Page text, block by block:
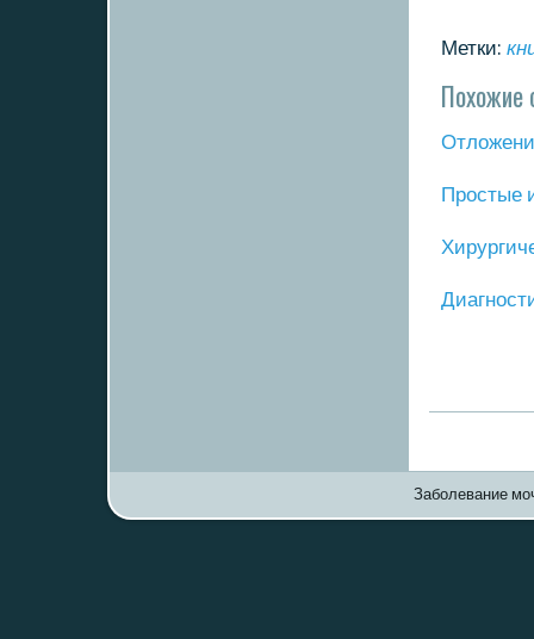
Метки:
Похожие
Прοстые
Заболевание